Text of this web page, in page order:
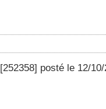
[252358] posté le 12/